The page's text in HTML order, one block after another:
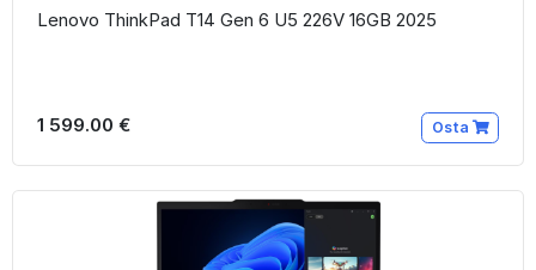
Lenovo ThinkPad T14 Gen 6 U5 226V 16GB 2025
1 599.00 € Osta